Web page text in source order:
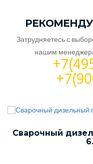
Затрудняетесь с
нашим
Сварочный